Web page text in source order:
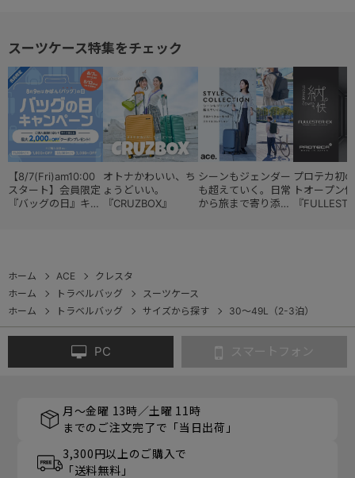
スーツケース特集をチェック
【8/7(Fri)am10:00
スタート】会員限定
『バッグの日』キャ
オトナかわいい、ち
ょうどいい。
『CRUZBOX』
シーンもジェンダー
も超えていく。日常
から旅まで寄り添う
プロテカ初
トオープン
『
ホーム ACE
クレスタ
ホーム
トラベルバッグ
スーツケース
ホーム
トラベルバッグ サイズから探す 30～49L（2-3泊）
PC スマートフォン
月～金曜 13時／土曜 11時
までのご注文完了で「当日出荷」
3,300円以上のご購入で
「送料無料」